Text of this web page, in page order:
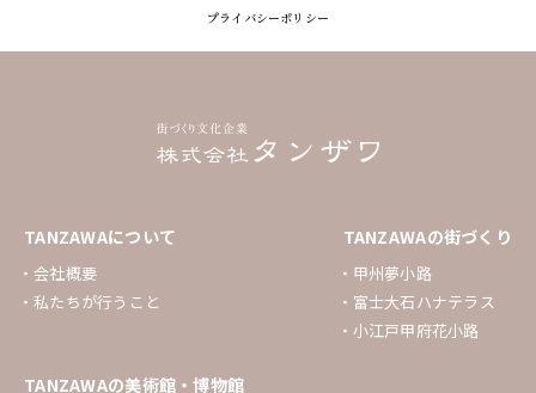
プライバシーポリシー
TANZAWAについて
会社概要
私たちが行うこと
TANZAWAの街づくり
甲州夢小路
富士大石ハナテラス
小江戸甲府花小路
TANZAWAの美術館・博物館